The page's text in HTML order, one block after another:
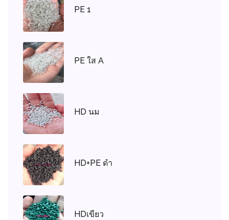
PE 1
PE ใส A
HD นม
HD+PE ดำ
HDเขียว